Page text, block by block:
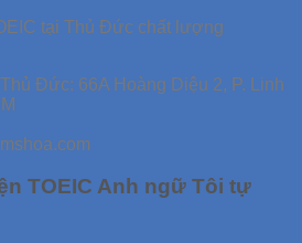
Đức: 66A Hoàng Diệu 2, P. Linh
TOEIC Anh ngữ Tôi tự